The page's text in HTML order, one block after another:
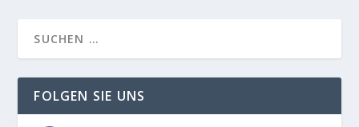
FOLGEN SIE UNS